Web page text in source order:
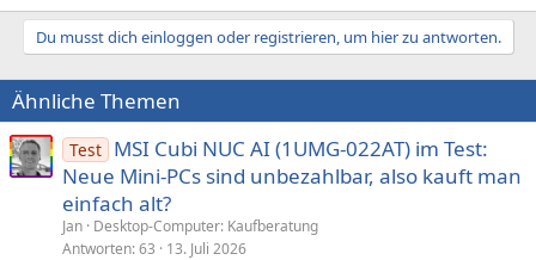
Du musst dich einloggen oder registrieren, um hier zu antworten.
Ähnliche Themen
Test MSI Cubi NUC AI (1UMG-022AT) im Test:
Neue Mini-PCs sind unbezahlbar, also kauft man
einfach alt?
Jan Desktop-Computer: Kaufberatung
Antworten 63 13. Juli 2026